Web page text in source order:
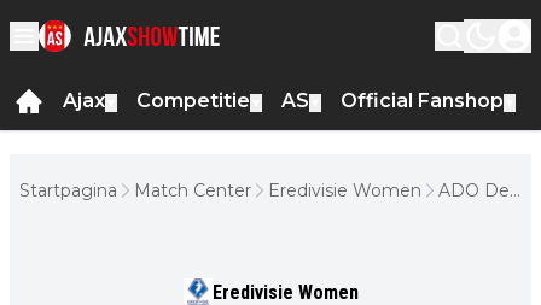
Ajax Competitie AS Official Fanshop
Startpagina Match Center Eredivisie Women
ADO Den
Eredivisie Women